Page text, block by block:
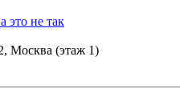
это не так
Москва (этаж 1)